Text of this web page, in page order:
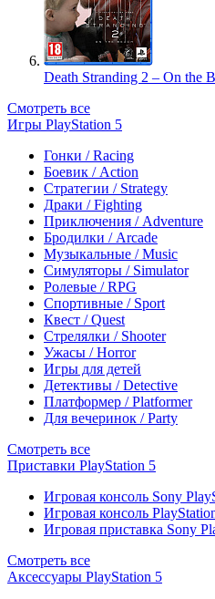
Death Stranding 2 – On the
Смотреть все
Игры PlayStation 5
Гонки / Racing
Боевик / Action
Стратегии / Strategy
Драки / Fighting
Приключения / Adventure
Бродилки / Arcade
Музыкальные / Music
Симуляторы / Simulator
Ролевые / RPG
Спортивные / Sport
Квест / Quest
Стрелялки / Shooter
Ужасы / Horror
Игры для детей
Детективы / Detective
Платформер / Platformer
Для вечеринок / Party
Смотреть все
Приставки PlayStation 5
Игровая консоль Sony
Игровая консоль
Игровая приставка Sony
Смотреть все
Аксессуары PlayStation 5